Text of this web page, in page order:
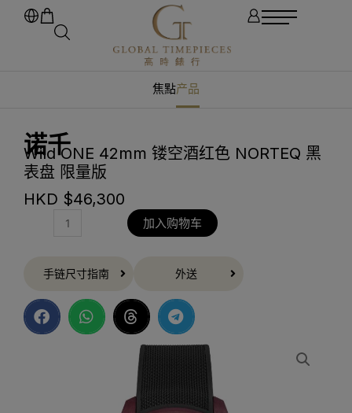
焦點产品
诺千
Wild ONE 42mm 镂空酒红色 NORTEQ 黑
表盘 限量版
HKD $46,300
加入购物车
手链尺寸指南 外送